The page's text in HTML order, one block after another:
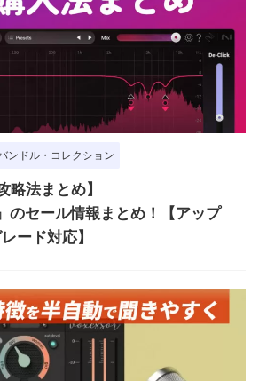
ンドル・コレクション
略法まとめ】
セール情報まとめ！【アップ
ード対応】